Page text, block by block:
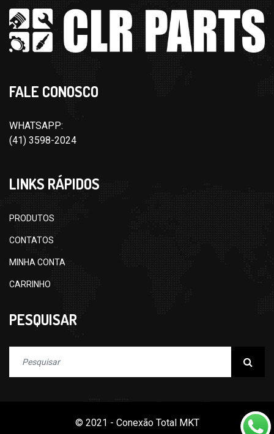
FALE CONOSCO
WHATSAPP:
(41) 3598-2024
LINKS RÁPIDOS
PRODUTOS
CONTATOS
MINHA CONTA
CARRINHO
PESQUISAR
© 2021 - Conexão Total MKT